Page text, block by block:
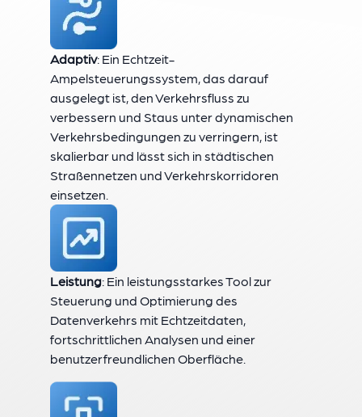
Adaptiv: Ein Echtzeit-
Ampelsteuerungssystem, das darauf
ausgelegt ist, den Verkehrsfluss zu
verbessern und Staus unter dynamischen
Verkehrsbedingungen zu verringern, ist
skalierbar und lässt sich in städtischen
Straßennetzen und Verkehrskorridoren
einsetzen.
Leistung: Ein leistungsstarkes Tool zur
Steuerung und Optimierung des
Datenverkehrs mit Echtzeitdaten,
fortschrittlichen Analysen und einer
benutzerfreundlichen Oberfläche.